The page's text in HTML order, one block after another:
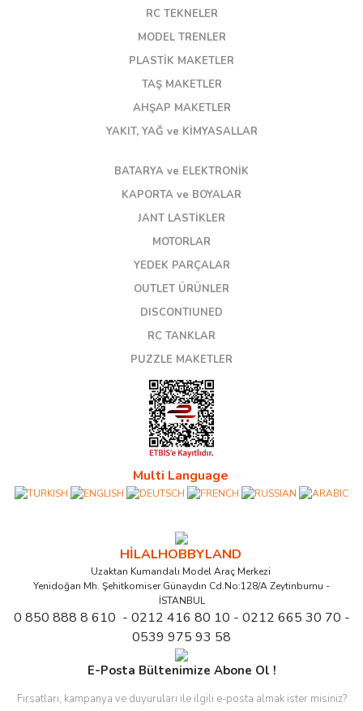
RC TEKNELER
MODEL TRENLER
PLASTİK MAKETLER
TAŞ MAKETLER
AHŞAP MAKETLER
YAKIT, YAĞ ve KİMYASALLAR
BATARYA ve ELEKTRONİK
KAPORTA ve BOYALAR
JANT LASTİKLER
MOTORLAR
YEDEK PARÇALAR
OUTLET ÜRÜNLER
DISCONTIUNED
RC TANKLAR
PUZZLE MAKETLER
Multi Language
HİLALHOBBYLAND
Uzaktan Kumandalı Model Araç Merkezi
Yenidoğan Mh. Şehitkomiser Günaydın Cd.No:128/A Zeytinburnu -
İSTANBUL
0 850 888 8 610 - 0212 416 80 10 - 0212 665 30 70 -
0539 975 93 58
E-Posta Bültenimize Abone Ol !
Fırsatları, kampanya ve duyuruları ile ilgili e-posta almak ister misiniz?